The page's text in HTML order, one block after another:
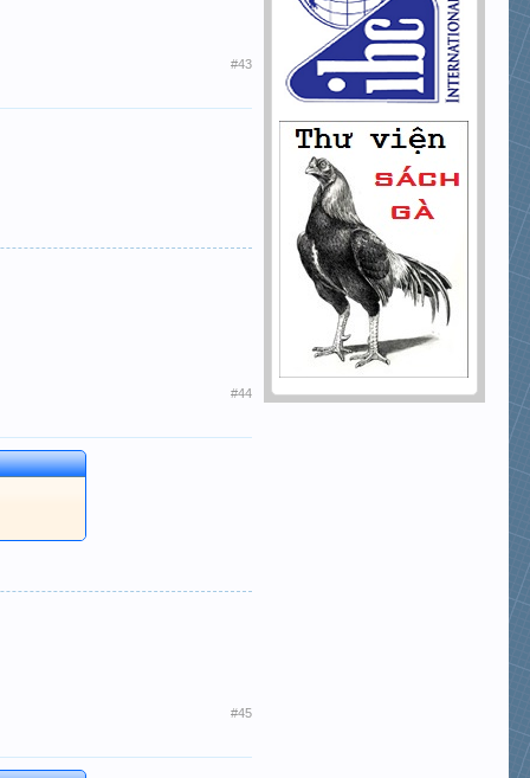
#43
#44
#45